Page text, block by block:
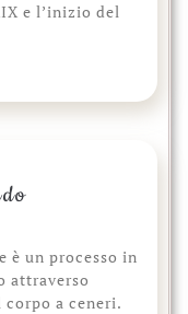
e l’inizio del
è un processo in
attraverso
a ceneri.